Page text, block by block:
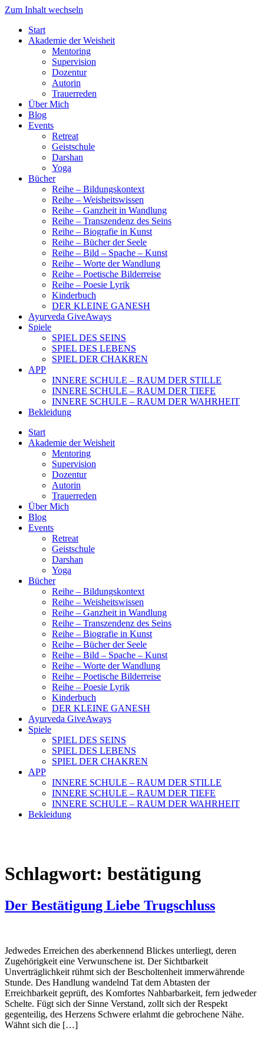
Zum Inhalt wechseln
Start
Akademie der Weisheit
Mentoring
Supervision
Dozentur
Autorin
Trauerreden
Über Mich
Blog
Events
Retreat
Geistschule
Darshan
Yoga
Bücher
Reihe – Bildungskontext
Reihe – Weisheitswissen
Reihe – Ganzheit in Wandlung
Reihe – Transzendenz des Seins
Reihe – Biografie in Kunst
Reihe – Bücher der Seele
Reihe – Bild – Spache – Kunst
Reihe – Worte der Wandlung
Reihe – Poetische Bilderreise
Reihe – Poesie Lyrik
Kinderbuch
DER KLEINE GANESH
Ayurveda GiveAways
Spiele
SPIEL DES SEINS
SPIEL DES LEBENS
SPIEL DER CHAKREN
APP
INNERE SCHULE – RAUM DER STILLE
INNERE SCHULE – RAUM DER TIEFE
INNERE SCHULE – RAUM DER WAHRHEIT
Bekleidung
Start
Akademie der Weisheit
Mentoring
Supervision
Dozentur
Autorin
Trauerreden
Über Mich
Blog
Events
Retreat
Geistschule
Darshan
Yoga
Bücher
Reihe – Bildungskontext
Reihe – Weisheitswissen
Reihe – Ganzheit in Wandlung
Reihe – Transzendenz des Seins
Reihe – Biografie in Kunst
Reihe – Bücher der Seele
Reihe – Bild – Spache – Kunst
Reihe – Worte der Wandlung
Reihe – Poetische Bilderreise
Reihe – Poesie Lyrik
Kinderbuch
DER KLEINE GANESH
Ayurveda GiveAways
Spiele
SPIEL DES SEINS
SPIEL DES LEBENS
SPIEL DER CHAKREN
APP
INNERE SCHULE – RAUM DER STILLE
INNERE SCHULE – RAUM DER TIEFE
INNERE SCHULE – RAUM DER WAHRHEIT
Bekleidung
Schlagwort: bestätigung
Der Bestätigung Liebe Trugschluss
Jedwedes Erreichen des aberkennend Blickes unterliegt, deren
Zugehörigkeit eine Verwunschene ist. Der Sichtbarkeit
Unverträglichkeit rühmt sich der Bescholtenheit immerwährende
Stunde. Des Handlung wandelnd Tat dem Abtasten der
Erreichbarkeit geprüft, des Komfortes Nahbarbarkeit, fern jedweder
Schelte. Fügt sich der Sinne Verstand, zollt sich der Respekt
gegenteilig, des Herzens Schwere erlahmt die gebrochene Nähe.
Wähnt sich die […]